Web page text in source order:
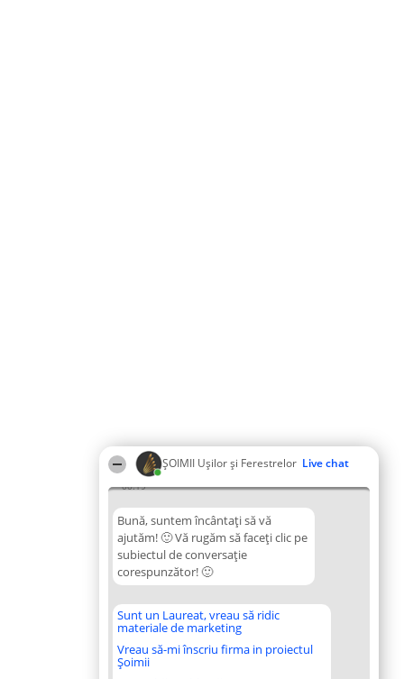
ȘOIMII Ușilor și Ferestrelor Live chat
00:19
Bună, suntem încântați să vă
ajutăm! 🙂 Vă rugăm să faceți clic pe
subiectul de conversație
corespunzător! 🙂
Sunt un Laureat, vreau să ridic
materiale de marketing
Vreau să-mi înscriu firma in proiectul
Șoimii